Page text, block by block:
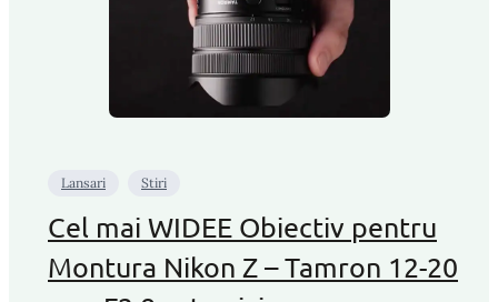
Lansari Stiri
Cel mai WIDEE Obiectiv pentru
Montura Nikon Z – Tamron 12-20